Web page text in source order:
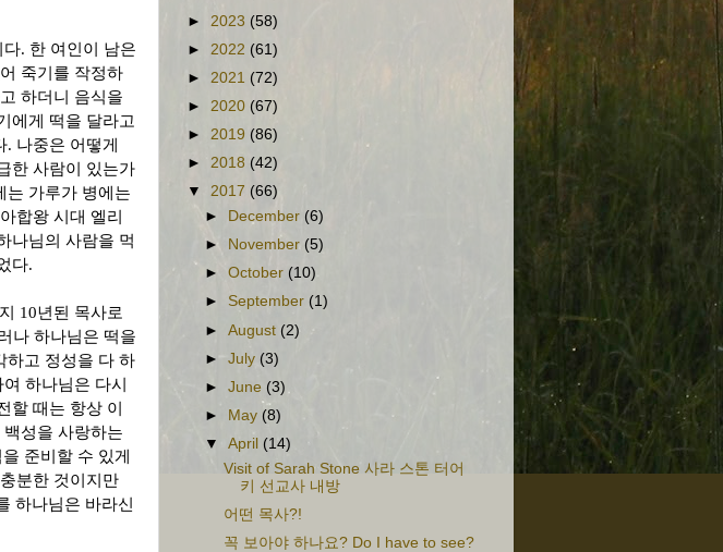
다. 한 여인이 남은
죽기를 작정하
하더니 음식을
에게 떡을 달라고
. 나중은 어떻게
한 사람이 있는가
는 가루가 병에는
합왕 시대 엘리
나님의 사람을 먹
다.
10년된 목사로
나 하나님은 떡을
하고 정성을 다 하
하나님은 다시
할 때는 항상 이
백성을 사랑하는
준비할 수 있게
분한 것이지만
하나님은 바라신
► 2023 (58)
► 2022 (61)
► 2021 (72)
► 2020 (67)
► 2019 (86)
► 2018 (42)
▼ 2017 (66)
►
December (6)
►
November(5)
►October(10)
► September (1)
►August(2)
►July(3)
►June (3)
►
May (8)
▼April(14)
Visit of Sarah Stone 사라 스톤 터어
키 선교사 내방
어떤 목사?!
꼭 보아야 하나요? Do I have to see?